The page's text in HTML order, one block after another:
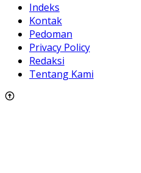
Indeks
Kontak
Pedoman
Privacy Policy
Redaksi
Tentang Kami